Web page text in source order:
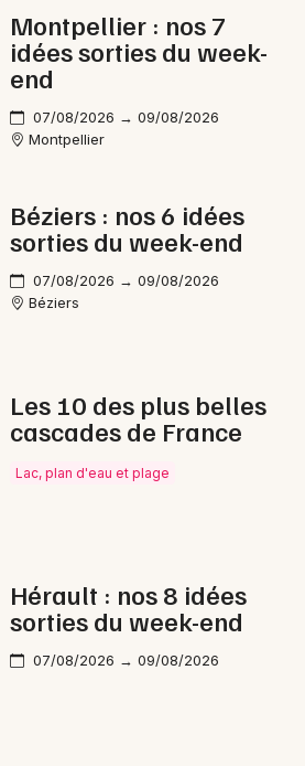
en Languedoc-Roussillon
en Occitanie
Montpellier : nos 7
idées sorties du week-
end
07/08/2026 → 09/08/2026
Montpellier
Béziers : nos 6 idées
sorties du week-end
07/08/2026 → 09/08/2026
Béziers
Les 10 des plus belles
cascades de France
Lac, plan d'eau et plage
Hérault : nos 8 idées
sorties du week-end
07/08/2026 → 09/08/2026